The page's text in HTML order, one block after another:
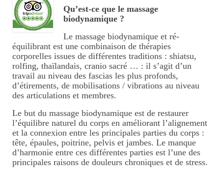
Tarifs massages thaïlandais
KOBIDO, lifting naturel du
visage
Massage visage/crâne/nuque
Tarifs massage
visage/crâne/nuque
Massages duo
Massages à 4 mains
Tarifs 4 mains
Qu’est-ce que le massage
biodynamique ?
Le massage biodynamique et ré-
équilibrant est une combinaison de thérapies
corporelles issues de différentes traditions : shiatsu,
rolfing, thaïlandais, cranio sacré … : il s’agit d’un
travail au niveau des fascias les plus profonds,
d’étirements, de mobilisations / vibrations au niveau
des articulations et membres.
Le but du massage biodynamique est de restaurer
l’équilibre naturel du corps en améliorant l’alignement
et la connexion entre les principales parties du corps :
tête, épaules, poitrine, pelvis et jambes. Le manque
d’harmonie entre ces différentes parties est l’une des
principales raisons de douleurs chroniques et de stress.